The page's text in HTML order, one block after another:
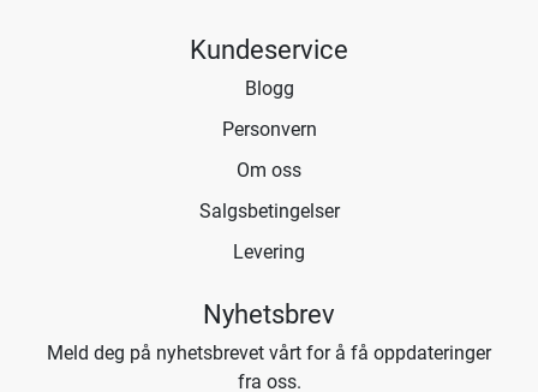
Kundeservice
Blogg
Personvern
Om oss
Salgsbetingelser
Levering
Nyhetsbrev
Meld deg på nyhetsbrevet vårt for å få oppdateringer
fra oss.